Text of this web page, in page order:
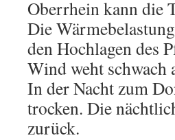
Oberrhein kann die
Die
den Hochlagen des
Wind weht schwach
In der Nacht zum
trocken. Die
zurück.